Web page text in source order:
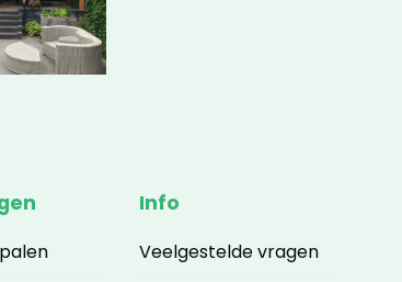
Info
Veelgestelde vragen